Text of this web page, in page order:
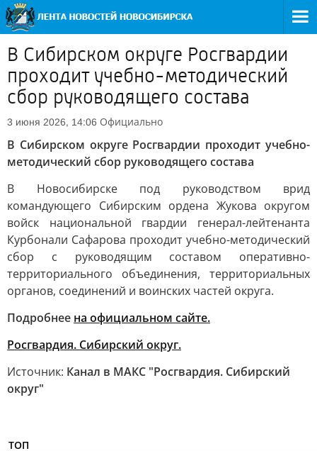
В Сибирском округе Росгвардии
проходит учебно-методический
сбор руководящего состава
3 июня 2026, 14:06 Официально
В Сибирском округе Росгвардии проходит учебно-
методический сбор руководящего состава
В Новосибирске под руководством врид
командующего Сибирским ордена Жукова округом
войск национальной гвардии генерал-лейтенанта
Курбонали Сафарова проходит учебно-методический
сбор с руководящим составом оперативно-
территориального объединения, территориальных
органов, соединений и воинских частей округа.
Подробнее на официальном сайте.
Росгвардия. Сибирский округ.
Источник: Канал в МАКС "Росгвардия. Сибирский
округ"
ТОП